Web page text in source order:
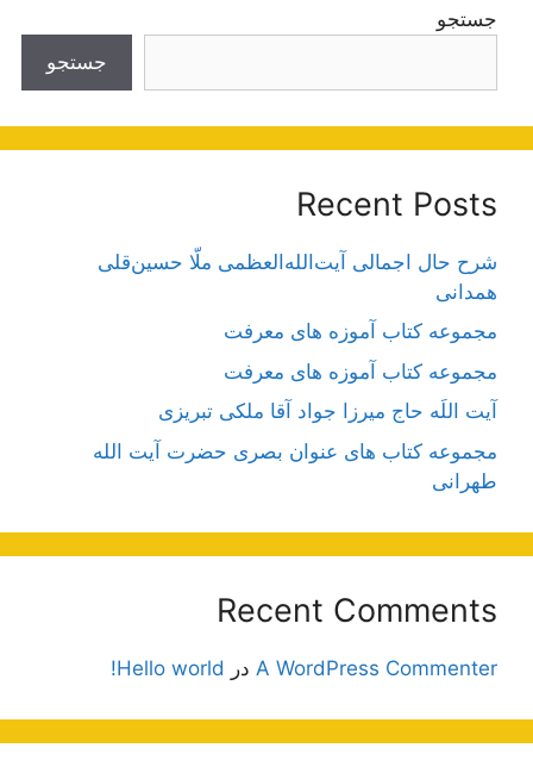
جستجو
جستجو
Recent Posts
شرح حال اجمالی آیت‌الله‌العظمی ملّا حسین‌قلی
همدانی
مجموعه کتاب آموزه های معرفت
مجموعه کتاب آموزه های معرفت
آیت اللَه حاج میرزا جواد آقا ملکی تبریزی
مجموعه کتاب های عنوان بصری حضرت آیت الله
طهرانی
Recent Comments
A WordPress Commenter در Hello world!